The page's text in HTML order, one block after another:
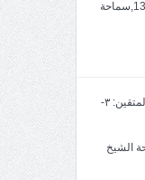
الناس.بتاريخ13/2/1447,سماحة
خطبة الجمعةسمات المتقين: ٣-
الشيخ